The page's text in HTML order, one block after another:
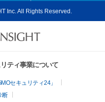
Inc. All Rights Reserved.
ティ事業について
セキュリティ24」
断